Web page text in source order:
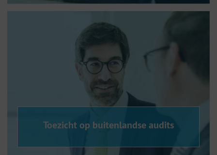
Toezicht op buitenlandse audits